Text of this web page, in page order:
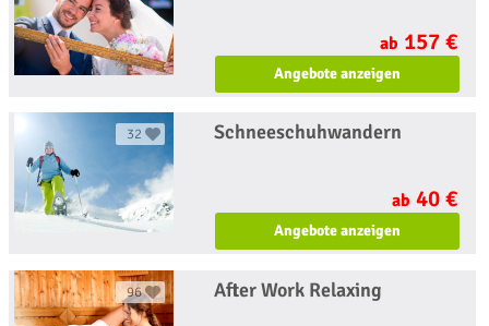
ab 157 €
Angebote anzeigen
32 Schneeschuhwandern
ab 40 €
Angebote anzeigen
96 After Work Relaxing